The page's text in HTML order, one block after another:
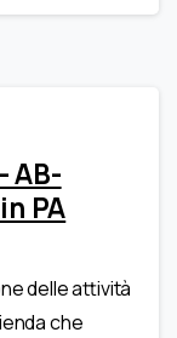
AB-
PA
delle attività
che